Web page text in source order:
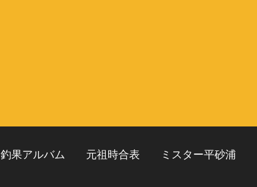
釣果アルバム 元祖時合表 ミスター平砂浦